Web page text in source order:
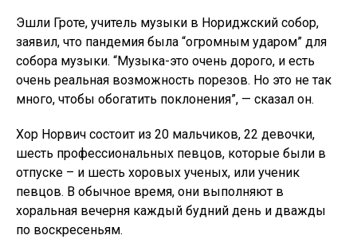
Эшли Гроте, учитель музыки в Нориджский собор,
заявил, что пандемия была “огромным ударом” для
собора музыки. “Музыка-это очень дорого, и есть
очень реальная возможность порезов. Но это не так
много, чтобы обогатить поклонения”, — сказал он.
Хор Норвич состоит из 20 мальчиков, 22 девочки,
шесть профессиональных певцов, которые были в
отпуске – и шесть хоровых ученых, или ученик
певцов. В обычное время, они выполняют в
хоральная вечерня каждый будний день и дважды
по воскресеньям.